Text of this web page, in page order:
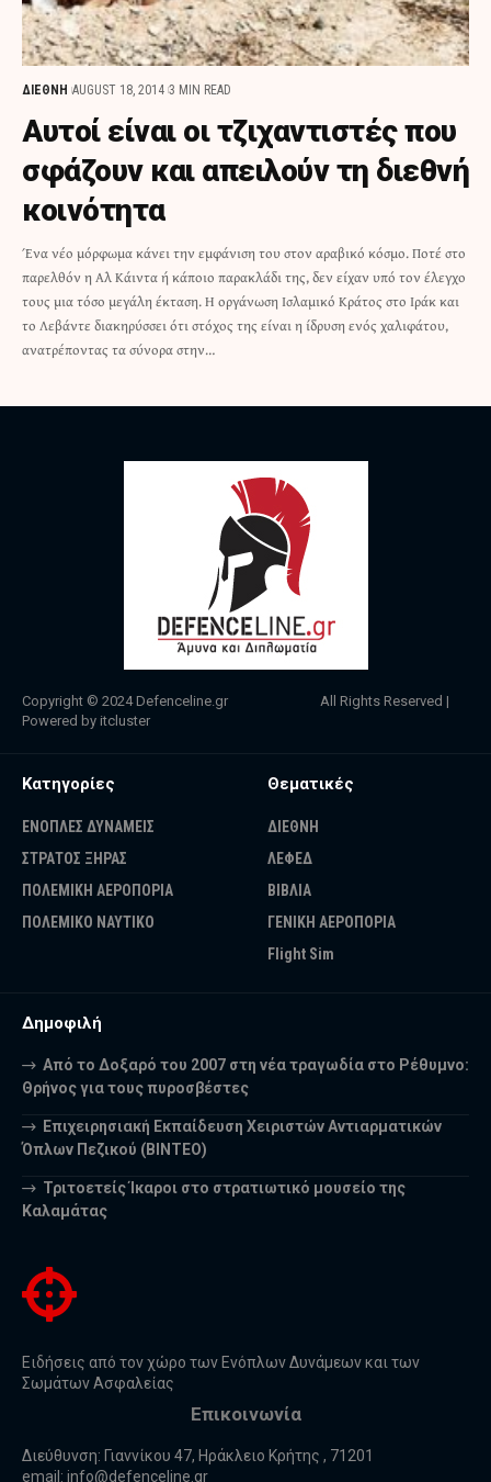
ΔΙΕΘΝΗ AUGUST 18, 2014 3 MIN READ
Αυτοί είναι οι τζιχαντιστές που
σφάζουν και απειλούν τη διεθνή
κοινότητα
Ένα νέο μόρφωμα κάνει την εμφάνιση του στον αραβικό κόσμο. Ποτέ στο
παρελθόν η Αλ Κάιντα ή κάποιο παρακλάδι της, δεν είχαν υπό τον έλεγχο
τους μια τόσο μεγάλη έκταση. Η οργάνωση Ισλαμικό Κράτος στο Ιράκ και
το Λεβάντε διακηρύσσει ότι στόχος της είναι η ίδρυση ενός χαλιφάτου,
ανατρέποντας τα σύνορα στην…
Copyright © 2024 Defenceline.gr All Rights Reserved |
Powered by itcluster
Κατηγορίες
ΕΝΟΠΛΕΣ ΔΥΝΑΜΕΙΣ
ΣΤΡΑΤΟΣ ΞΗΡΑΣ
ΠΟΛΕΜΙΚΗ ΑΕΡΟΠΟΡΙΑ
ΠΟΛΕΜΙΚΟ ΝΑΥΤΙΚΟ
Θεματικές
ΔΙΕΘΝΗ
ΛΕΦΕΔ
ΒΙΒΛΙΑ
ΓΕΝΙΚΗ ΑΕΡΟΠΟΡΙΑ
Flight Sim
Δημοφιλή
Από το Δοξαρό του 2007 στη νέα τραγωδία στο Ρέθυμνο:
Θρήνος για τους πυροσβέστες
Επιχειρησιακή Εκπαίδευση Χειριστών Αντιαρματικών
Όπλων Πεζικού (ΒΙΝΤΕΟ)
Τριτοετείς Ίκαροι στο στρατιωτικό μουσείο της
Καλαμάτας
Ειδήσεις από τον χώρο των Ενόπλων Δυνάμεων και των
Σωμάτων Ασφαλείας
Επικοινωνία
Διεύθυνση: Γιαννίκου 47, Ηράκλειο Κρήτης , 71201
email: info@defenceline.gr